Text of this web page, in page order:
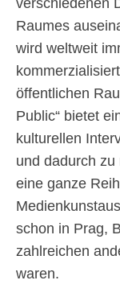
Raumes
wird weltweit
öffentlichen
Public“ bietet
kulturellen
und dadurch zu
eine ganze
schon in Prag,
zahlreichen
waren.